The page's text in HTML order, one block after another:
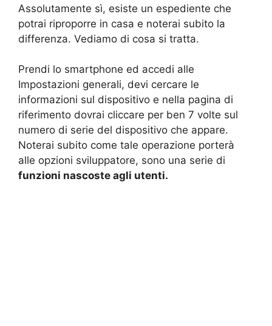
Assolutamente sì, esiste un espediente che
potrai riproporre in casa e noterai subito la
differenza. Vediamo di cosa si tratta.
Prendi lo smartphone ed accedi alle
Impostazioni generali, devi cercare le
informazioni sul dispositivo e nella pagina di
riferimento dovrai cliccare per ben 7 volte sul
numero di serie del dispositivo che appare.
Noterai subito come tale operazione porterà
alle opzioni sviluppatore, sono una serie di
funzioni nascoste agli utenti.